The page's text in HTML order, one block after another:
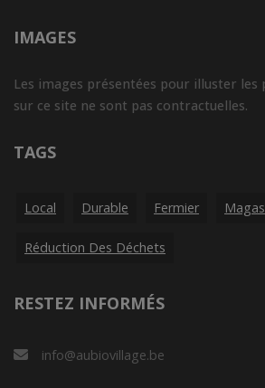
IMAGES
Les images présentées pour illuster les
sur ce site ne sont pas contractuelles.
TAGS
Local Durable Fermier
Réduction Des Déchets
RESTEZ INFORMÉS
info@aubiovillage.be